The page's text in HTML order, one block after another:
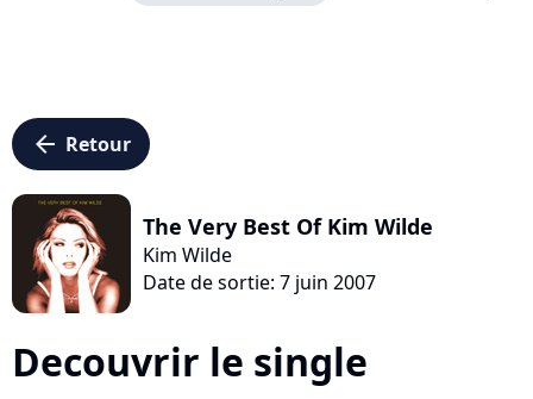
arrow_left Retour
The Very Best Of Kim Wilde
Kim Wilde
Date de sortie: 7 juin 2007
Decouvrir le single